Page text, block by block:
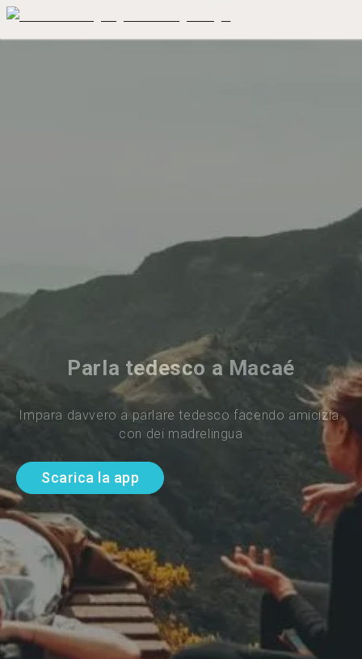
Parla tedesco a Macaé
Impara davvero a parlare tedesco facendo amicizia
con dei madrelingua
Scarica la app